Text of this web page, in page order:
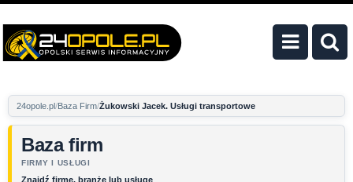
24opole.pl Baza Firm Żukowski Jacek. Usługi transportowe
Baza firm
FIRMY I USŁUGI
Znajdź firmę, branżę lub usługę